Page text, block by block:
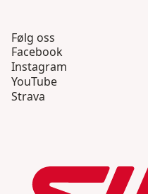
Følg oss
Facebook
Instagram
YouTube
Strava